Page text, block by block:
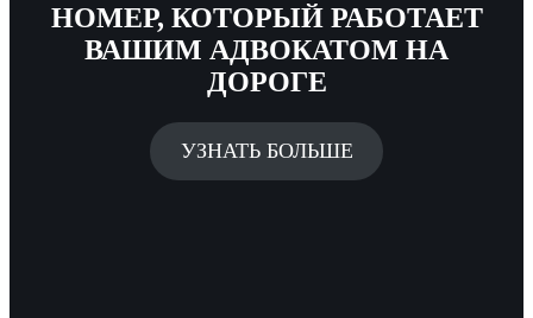
НОМЕР, КОТОРЫЙ РАБОТАЕТ
ВАШИМ АДВОКАТОМ НА
ДОРОГЕ
УЗНАТЬ БОЛЬШЕ